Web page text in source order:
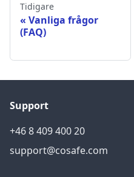
Tidigare
Vanliga frågor
(FAQ)
Support
+46 8 409 400 20
support@cosafe.com